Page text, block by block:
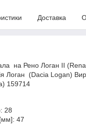
Доставка
на Рено Логан II
Логан (Dacia Logan)
159714
28
[мм]: 47